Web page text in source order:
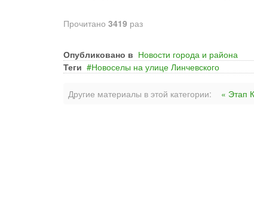
Прочитано 3419 раз
Опубликовано в Новости города и района
Теги
Новоселы на улице Линчевского
Другие материалы в этой категории: « Этап